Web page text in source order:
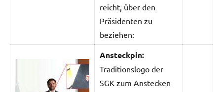
reicht, über den
Präsidenten zu
beziehen:
Ansteckpin:
Traditionslogo der
SGK zum Anstecken